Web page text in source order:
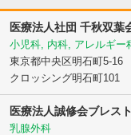
医療法人社団 千秋双葉
小児科, 内科, アレルギー
東京都中央区明石町5-16
クロッシング明石町101
医療法人誠修会ブレス
乳腺外科